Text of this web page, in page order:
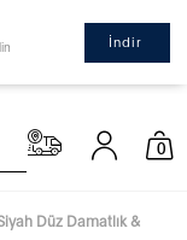
İndir
0
Düz Damatlık &